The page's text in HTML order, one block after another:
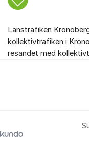
Länstrafiken
kollektivtrafiken i
resandet med